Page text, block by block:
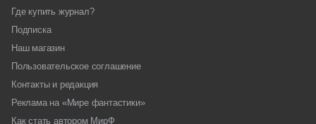
Где купить журнал?
Подписка
Наш магазин
Пользовательское соглашение
Контакты и редакция
Реклама на «Мире фантастики»
Как стать автором МирФ